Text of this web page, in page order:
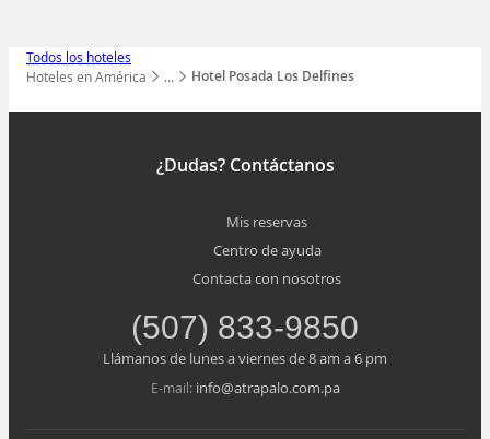
Todos los hoteles
…
Mostrar todos los niveles
Hoteles en América Hotel Posada Los Delfines
¿Dudas? Contáctanos
Mis reservas
Centro de ayuda
Contacta con nosotros
(507) 833-9850
Llámanos de lunes a viernes de 8 am a 6 pm
E-mail: info@atrapalo.com.pa